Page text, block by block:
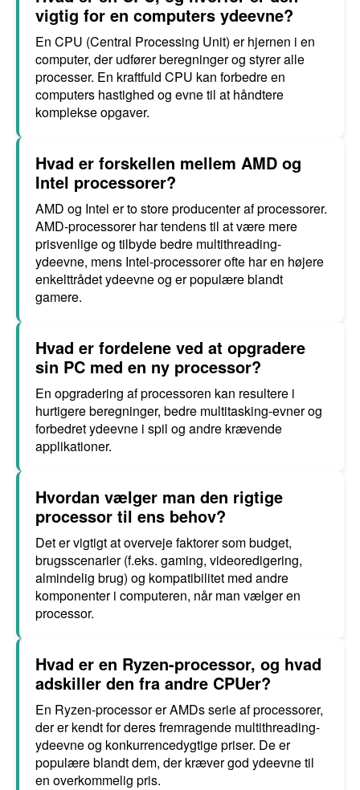
vigtig for en computers ydeevne?
En CPU (Central Processing Unit) er hjernen i en
computer, der udfører beregninger og styrer alle
processer. En kraftfuld CPU kan forbedre en
computers hastighed og evne til at håndtere
komplekse opgaver.
Hvad er forskellen mellem AMD og
Intel processorer?
AMD og Intel er to store producenter af processorer.
AMD-processorer har tendens til at være mere
prisvenlige og tilbyde bedre multithreading-
ydeevne, mens Intel-processorer ofte har en højere
enkelttrådet ydeevne og er populære blandt
gamere.
Hvad er fordelene ved at opgradere
sin PC med en ny processor?
En opgradering af processoren kan resultere i
hurtigere beregninger, bedre multitasking-evner og
forbedret ydeevne i spil og andre krævende
applikationer.
Hvordan vælger man den rigtige
processor til ens behov?
Det er vigtigt at overveje faktorer som budget,
brugsscenarier (f.eks. gaming, videoredigering,
almindelig brug) og kompatibilitet med andre
komponenter i computeren, når man vælger en
processor.
Hvad er en Ryzen-processor, og hvad
adskiller den fra andre CPUer?
En Ryzen-processor er AMDs serie af processorer,
der er kendt for deres fremragende multithreading-
ydeevne og konkurrencedygtige priser. De er
populære blandt dem, der kræver god ydeevne til
en overkommelig pris.